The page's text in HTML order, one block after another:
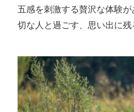
五感を刺激する贅沢な体験
切な人と過ごす、思い出に残